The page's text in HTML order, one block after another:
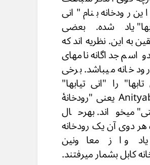
این رودخانه بنام "انی
یاد شده. بعضی
به این. نظریه اند که
اسم جداگانه نامهای
خانه میباشد. برخی
را "انی تیابها"
Anityabha یعنی "رودخانۀ
میخواند. بهرحال
هر دوی آن یک رودخانه
یاد و از معاونین
کابل بشمار میرفتند.